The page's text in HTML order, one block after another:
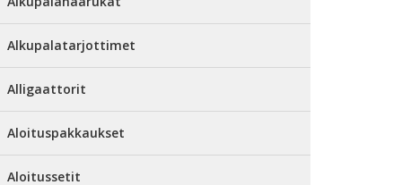
Alkupalatarjottimet
Alligaattorit
Aloituspakkaukset
Aloitussetit